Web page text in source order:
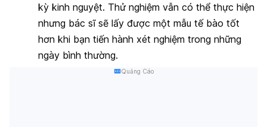
kỳ kinh nguyệt. Thử nghiệm vẫn có thể thực hiện
nhưng bác sĩ sẽ lấy được một mẫu tế bào tốt
hơn khi bạn tiến hành xét nghiệm trong những
ngày bình thường.
Quảng Cáo